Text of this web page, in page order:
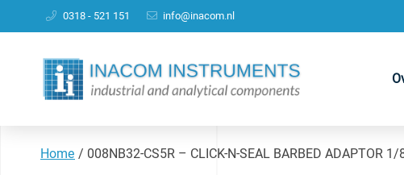
0318 - 521 151 info@inacom.nl
Home/ 008NB32-CS5R – CLICK-N-SEAL BARBED ADAPTOR